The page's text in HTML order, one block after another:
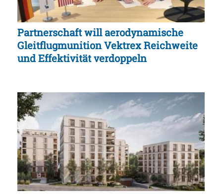
Partnerschaft will aerodynamische
Gleitflugmunition Vektrex Reichweite
und Effektivität verdoppeln